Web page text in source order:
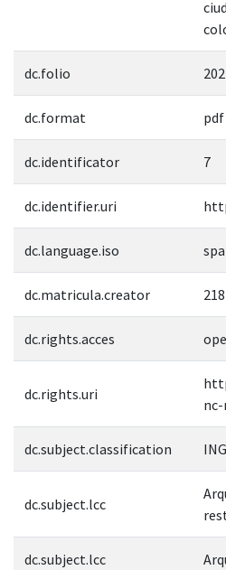
dc.folio
dc.format pdf
dc.identificator 7
dc.identifier.uri
dc.language.iso spa
dc.matricula.creator
dc.rights.acces
dc.rights.uri
dc.subject.classification
dc.subject.lcc
dc.subject.lcc